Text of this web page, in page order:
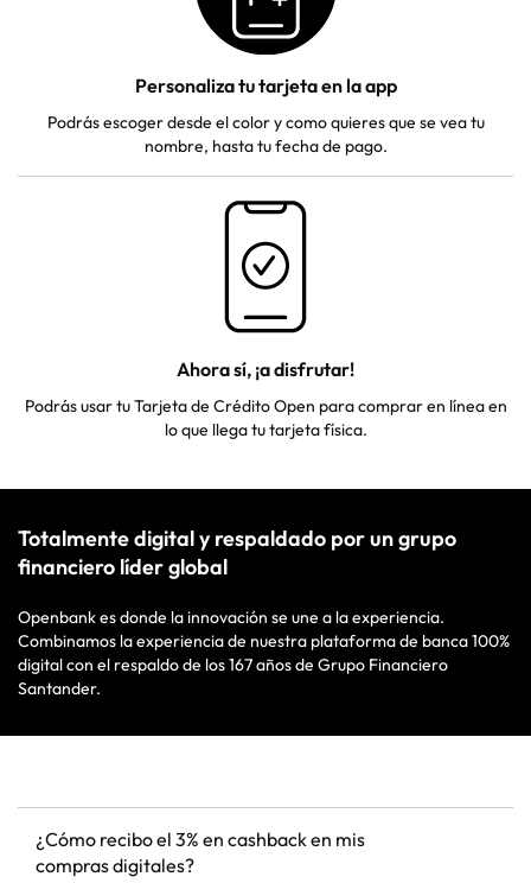
Personaliza tu tarjeta en la app
Podrás escoger desde el color y como quieres que se vea tu
nombre, hasta tu fecha de pago.
Ahora sí, ¡a disfrutar!
Podrás usar tu Tarjeta de Crédito Open para comprar en línea en
lo que llega tu tarjeta física.
Totalmente digital y respaldado por un grupo
financiero líder global
Openbank es donde la innovación se une a la experiencia.
Combinamos la experiencia de nuestra plataforma de banca 100%
digital con el respaldo de los 167 años de Grupo Financiero
Santander.
¿Cómo recibo el 3% en cashback en mis
compras digitales?